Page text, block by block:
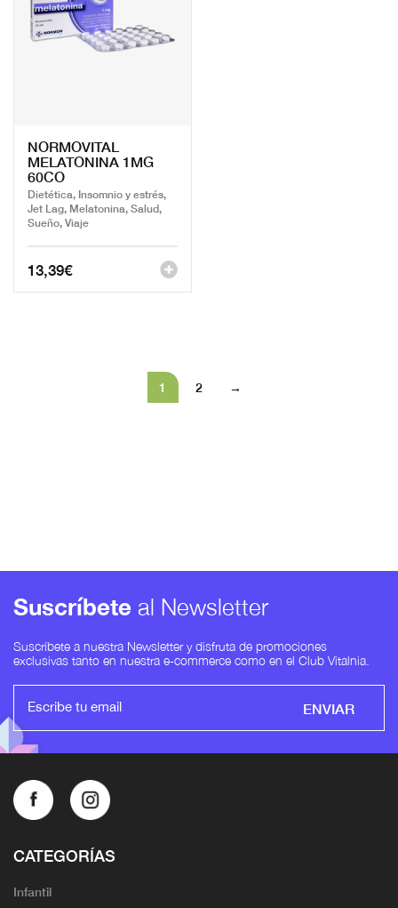
NORMOVITAL
MELATONINA 1MG
60CO
Dietética, Insomnio y estrés,
Jet Lag, Melatonina, Salud,
Sueño, Viaje
13,39€
1 2 →
Suscríbete al Newsletter
Suscríbete a nuestra Newsletter y disfruta de promociones
exclusivas tanto en nuestra e-commerce como en el Club Vitalnia.
ENVIAR
CATEGORÍAS
Infantil